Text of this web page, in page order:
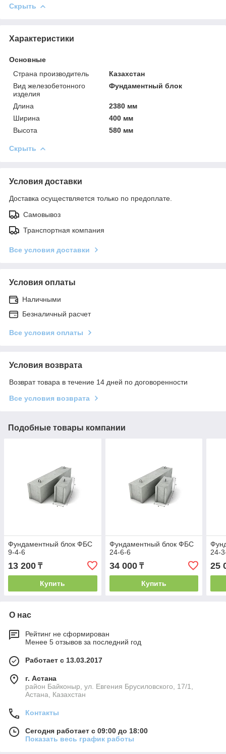
Скрыть
Характеристики
Основные
Страна производитель
Казахстан
Вид железобетонного
изделия
Фундаментный блок
Длина
2380 мм
Ширина
400 мм
Высота
580 мм
Скрыть
Условия доставки
Доставка осуществляется только по предоплате.
Самовывоз
Транспортная компания
Все условия доставки
Условия оплаты
Наличными
Безналичный расчет
Все условия оплаты
Условия возврата
Возврат товара в течение 14 дней по договоренности
Все условия возврата
Подобные товары компании
Фундаментный блок ФБС
9-4-6
13 200 ₸
Купить
Фундаментный блок ФБС
24-6-6
34 000₸
Купить
24-
25
О нас
Рейтинг не сформирован
Менее 5 отзывов за последний год
Работает с 13.03.2017
г. Астана
район Байконыр, ул. Евгения Брусиловского, 17/1,
Астана, Казахстан
Контакты
Сегодня работает с 09:00 до 18:00
Показать весь график работы